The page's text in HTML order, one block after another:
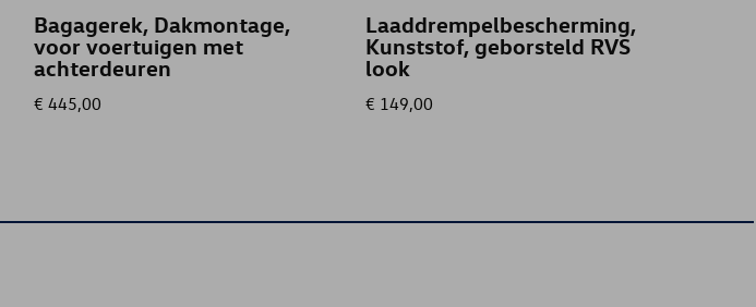
Bagagerek, Dakmontage,
voor voertuigen met
achterdeuren
€ 445,00
Laaddrempelbescherming,
Kunststof, geborsteld RVS
look
€ 149,00